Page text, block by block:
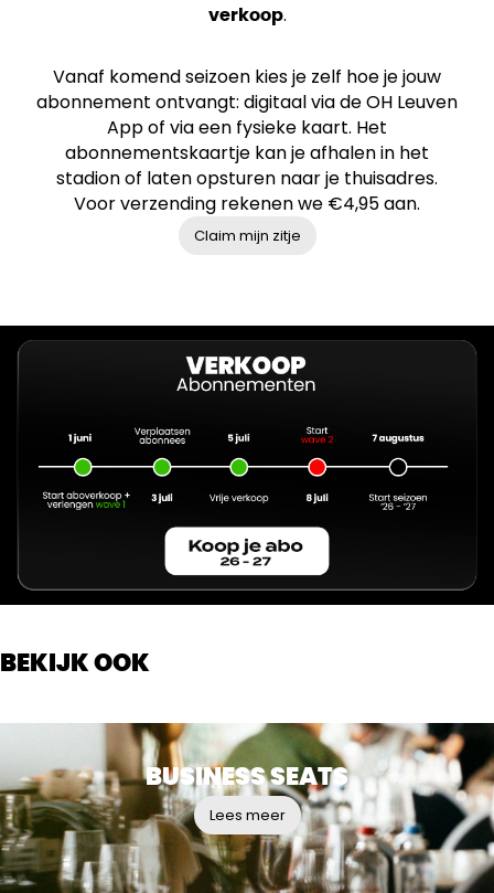
verkoop.
Vanaf komend seizoen kies je zelf hoe je jouw
abonnement ontvangt: digitaal via de OH Leuven
App of via een fysieke kaart. Het
abonnementskaartje kan je afhalen in het
stadion of laten opsturen naar je thuisadres.
Voor verzending rekenen we €4,95 aan.
Claim mijn zitje
BEKIJK OOK
BUSINESS SEATS
Lees meer